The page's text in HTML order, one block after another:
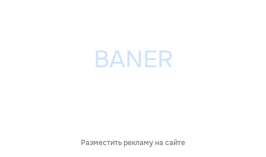
Разместить рекламу на сайте